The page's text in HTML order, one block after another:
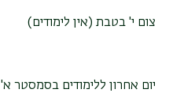
צום י' בטבת (אין לימודים)
יום אחרון ללימודים בסמסטר א'